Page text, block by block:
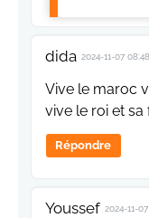
dida 2024-11-07
Vive le maroc
vive le roi et sa
Répondre
Youssef 2024-11-